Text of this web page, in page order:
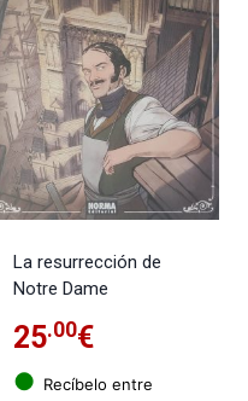
La resurrección de
Notre Dame
25.00€
● Recíbelo entre